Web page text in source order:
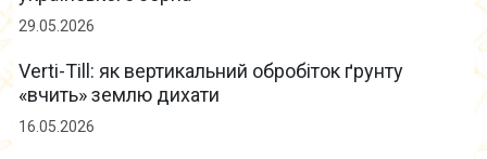
29.05.2026
Verti-Till: як вертикальний обробіток ґрунту
«вчить» землю дихати
16.05.2026